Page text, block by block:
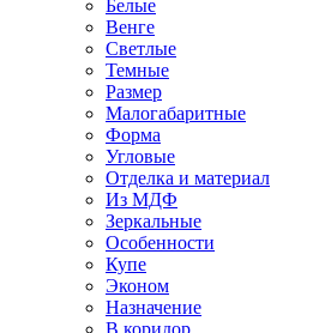
Белые
Венге
Светлые
Темные
Размер
Малогабаритные
Форма
Угловые
Отделка и материал
Из МДФ
Зеркальные
Особенности
Купе
Эконом
Назначение
В коридор